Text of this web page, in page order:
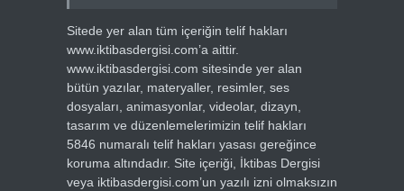
Sitede yer alan tüm içeriğin telif hakları
www.iktibasdergisi.com’a aittir.
www.iktibasdergisi.com sitesinde yer alan
bütün yazılar, materyaller, resimler, ses
dosyaları, animasyonlar, videolar, dizayn,
tasarım ve düzenlemelerimizin telif hakları
5846 numaralı telif hakları yasası gereğince
koruma altındadır. Site içeriği, İktibas Dergisi
veya iktibasdergisi.com’un yazılı izni olmaksızın